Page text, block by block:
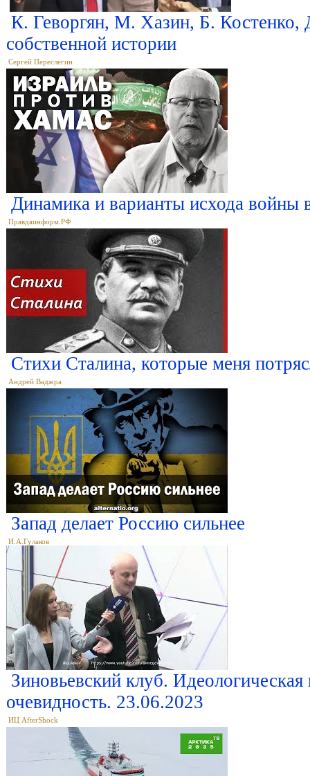
К. Геворгян, М. Хазин, Б. Костенко,
собственной истории
Сергей Переслегин
Динамика и варианты исхода войны
Правдаинформ.РФ
Стихи Сталина, которые меня
Андрей Ваджра
Запад делает Россию сильнее
И.А.Гулаков
Зиновьевский клуб.
очевидность. 23.06.2023
ИЦ AfterShock